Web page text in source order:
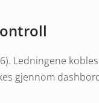
Ledningene
gjennom